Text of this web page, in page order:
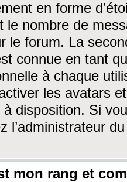
en forme
le nombre de
le forum. La
connue en tant
à chaque
les avatars
disposition. Si
l’administrateur
mon rang et